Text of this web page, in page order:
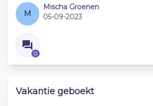
M
Mischa Groenen
05-09-2023
0
Vakantie geboekt